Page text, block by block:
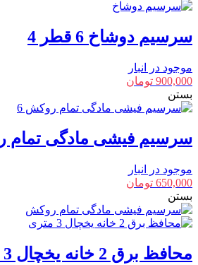
سرسیم دوشاخ 6 قطر 4
موجود در انبار
900,000 تومان
بستن
سرسیم فیشی مادگی تمام
موجود در انبار
650,000 تومان
بستن
محافظ برق 2 خانه یخچال 3 متری